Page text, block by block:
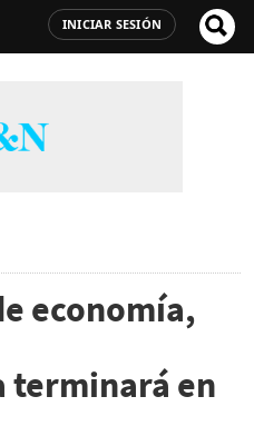
INICIAR SESIÓN
economía,
en